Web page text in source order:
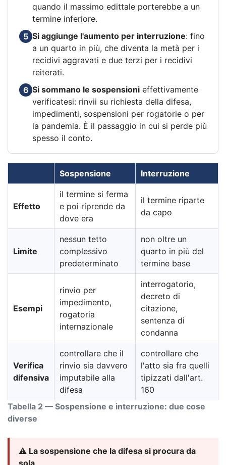
quando il massimo edittale porterebbe a un
termine inferiore.
5 Si aggiunge l'aumento per interruzione: fino
a un quarto in più, che diventa la metà per i
recidivi aggravati e due terzi per i recidivi
reiterati.
6 Si sommano le sospensioni effettivamente
verificatesi: rinvii su richiesta della difesa,
impedimenti, sospensioni per rogatorie o per
la pandemia. È il passaggio in cui si perde più
spesso il conto.
Tabella 2 — Sospensione e interruzione: due cose
diverse
Sospensione Interruzione
Effetto
il termine si ferma
e poi riprende da
dove era
il termine riparte
da capo
Limite
nessun tetto
complessivo
predeterminato
non oltre un
quarto in più del
termine base
Esempi
rinvio per
impedimento,
rogatoria
internazionale
interrogatorio,
decreto di
citazione,
sentenza di
condanna
Verifica
difensiva
controllare che il
rinvio sia davvero
imputabile alla
difesa
controllare che
l'atto sia fra quelli
tipizzati dall'art.
160
⚠️ La sospensione che la difesa si procura da
sola